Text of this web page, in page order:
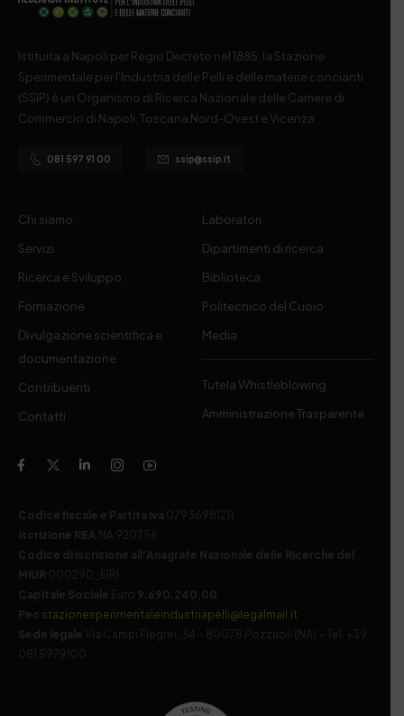
Istituita a Napoli per Regio Decreto nel 1885, la Stazione
Sperimentale per l’Industria delle Pelli e delle materie concianti
(SSIP) è un Organismo di Ricerca Nazionale delle Camere di
Commercio di Napoli, Toscana Nord-Ovest e Vicenza.
081 597 91 00 ssip@ssip.it
Chi siamo
Servizi
Ricerca e Sviluppo
Formazione
Divulgazione scientifica e
documentazione
Contribuenti
Contatti
Laboratori
Dipartimenti di ricerca
Biblioteca
Politecnico del Cuoio
Media
Tutela Whistleblowing
Amministrazione Trasparente
Codice fiscale e Partita Iva 07936981211
Iscrizione REA NA 920756
Codice di iscrizione all’Anagrafe Nazionale delle Ricerche del
MIUR 000290_EIRI
Capitale Sociale Euro 9.690.240,00
Pec stazionesperimentaleindustriapelli@legalmail.it
Sede legale
Via Campi Flegrei, 34 – 80078 Pozzuoli (NA) – Tel. +39
081 5979100